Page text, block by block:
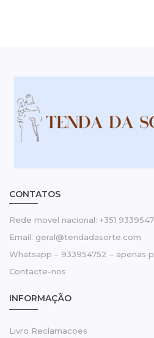
CONTATOS
Rede movel nacional: +351
Email: geral@tendadasorte.com
Whatsapp – 933954752 – apenas
Contacte-nos
INFORMAÇÃO
Livro Reclamacoes